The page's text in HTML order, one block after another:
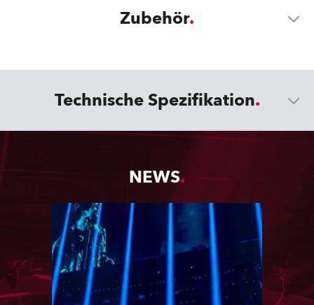
Zubehör
Technische Spezifikation
NEWS